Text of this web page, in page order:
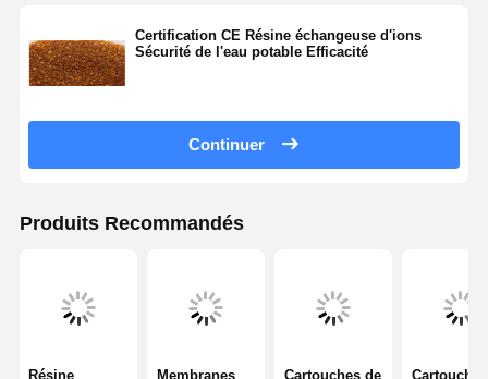
Demandez
Système d'eau ultrapure de laboratoire
système de purification de l'eau ultrapure
Certification CE Résine échangeuse d'ions
Sécurité de l'eau potable Efficacité
Continuer
Produits Recommandés
Résine Membranes Cartouches de